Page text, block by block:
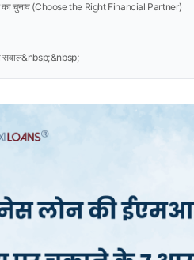
का चुनाव (Choose the Right Financial Partner)
सवाल&nbsp;&nbsp;